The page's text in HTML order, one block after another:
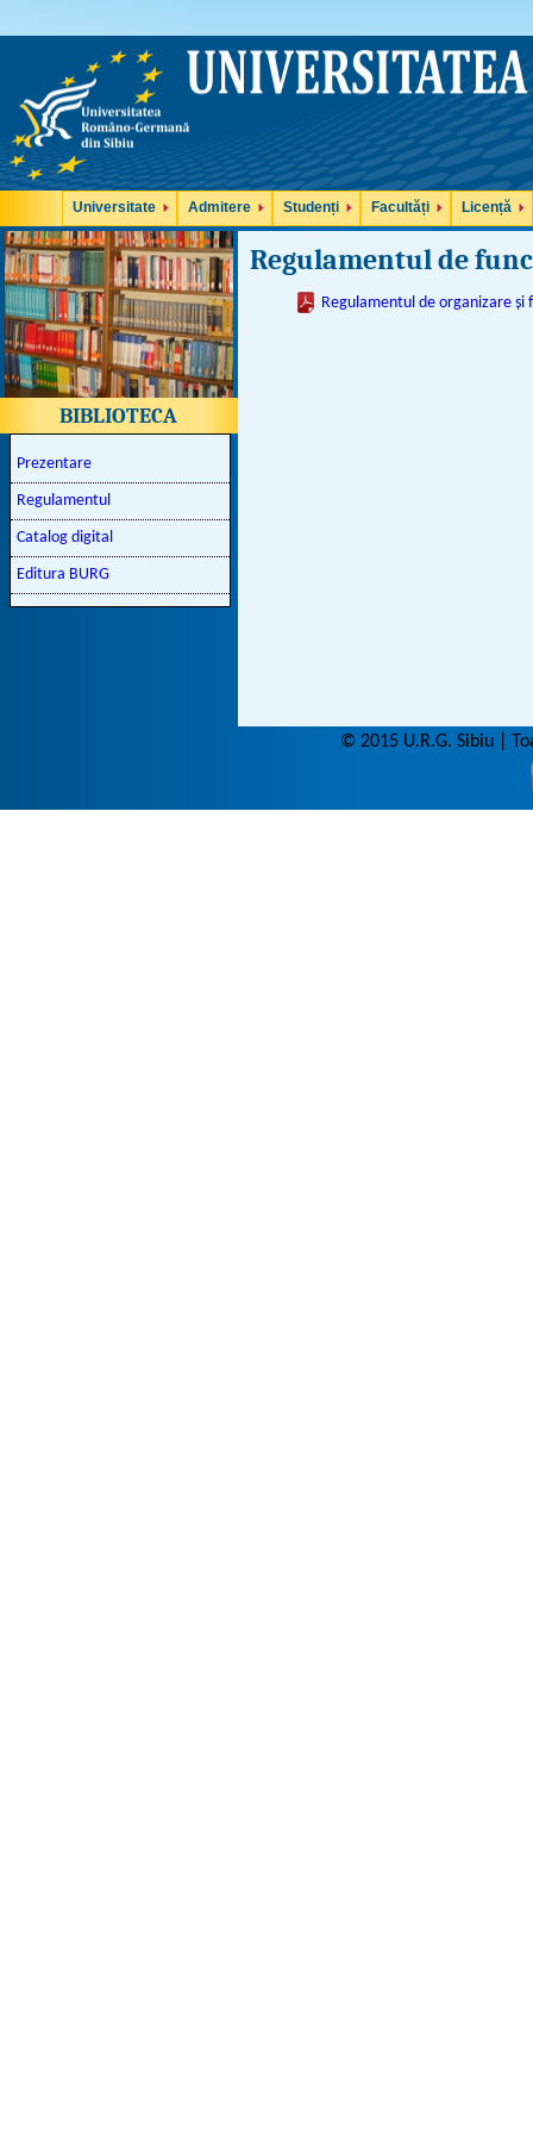
Universitate Admitere Studenți Facultăți Licență
BIBLIOTECA
Prezentare
Regulamentul
Catalog digital
Editura BURG
Regulamentul de
Regulamentul de organizare și
© 2015 U.R.G. Sibiu |